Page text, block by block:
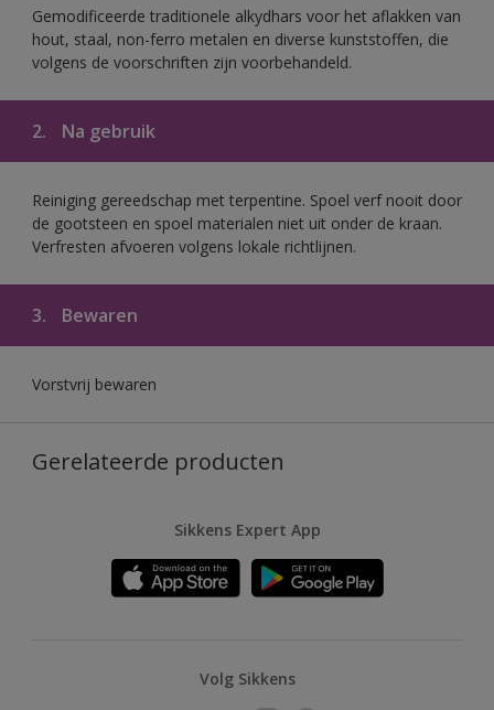
Gemodificeerde traditionele alkydhars voor het aflakken van
hout, staal, non-ferro metalen en diverse kunststoffen, die
volgens de voorschriften zijn voorbehandeld.
2. Na gebruik
Reiniging gereedschap met terpentine. Spoel verf nooit door
de gootsteen en spoel materialen niet uit onder de kraan.
Verfresten afvoeren volgens lokale richtlijnen.
3. Bewaren
Vorstvrij bewaren
Gerelateerde producten
Sikkens Expert App
Volg Sikkens